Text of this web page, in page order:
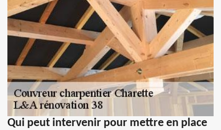
Qui peut intervenir pour mettre en place